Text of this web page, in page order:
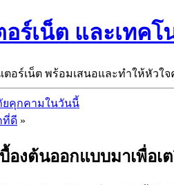
ร์เน็ต และเทคโ
ตอร์เน็ต พร้อมเสนอและทำให้หัวใ
ยคุกคามในวันนี้
ที่ดี »
องต้นออกแบบมาเพื่อเ